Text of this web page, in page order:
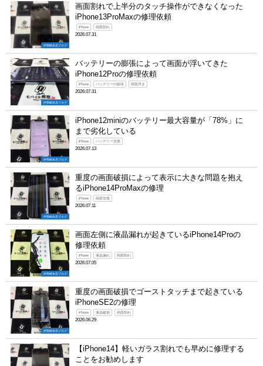
伊勢崎本店ブログ
画面割れで上半分のタッチ操作ができなくなった
iPhone13ProMaxの修理依頼
iPhone 画面割れ
2026.07.31
伊勢崎本店ブログ
バッテリーの膨張によって画面が浮いてきた
iPhone12Proの修理依頼
iPhone バッテリーの膨張 画面浮き
2026.07.31
伊勢崎本店ブログ
iPhone12miniのバッテリー最大容量が「78%」に
まで劣化している
iPhone バッテリー交換
2026.07.13
伊勢崎本店ブログ
重度の画面破損によって表示に大きな問題を抱え
るiPhone14ProMaxの修理
iPhone 画面交換
2026.07.11
伊勢崎本店ブログ
画面左側に液晶漏れが起きているiPhone14Proの
修理依頼
iPhone 液晶漏れ 画面割れ
2026.07.05
伊勢崎本店ブログ
重度の画面破損でゴーストタッチまで起きている
iPhoneSE2の修理
iPhone 液晶破損 画面割れ
2026.06.29
【iPhone14】軽いガラス割れでも早めに修理する
ことをお勧めします